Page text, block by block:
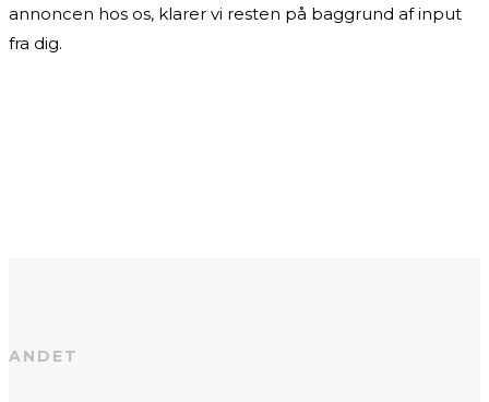
annoncen hos os, klarer vi resten på baggrund af input
fra dig.
ANDET